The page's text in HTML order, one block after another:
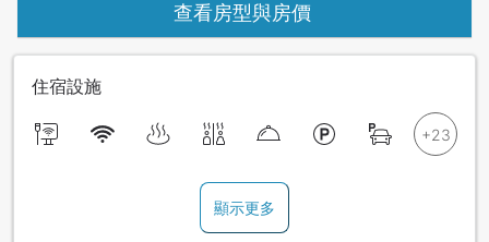
查看房型與房價
住宿設施
顯示更多